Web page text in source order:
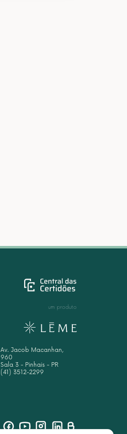
um produto
Av. Jacob Macanhan,
960
Sala 3 - Pinhais - PR
(41) 3512-2299